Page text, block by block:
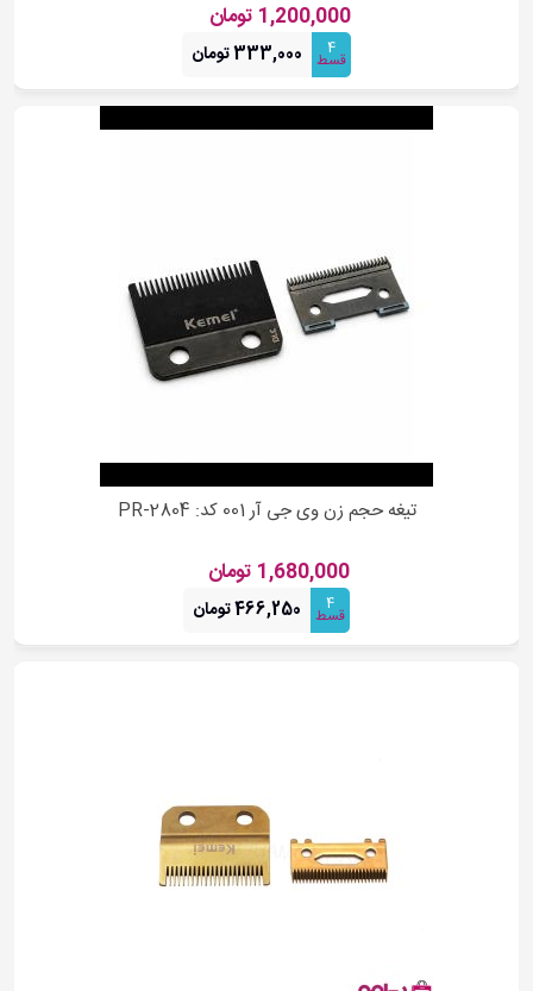
1,200,000 تومان
4
قسط 333,000 تومان
تیغه حجم زن وی جی آر 001 کد: PR-2804
1,680,000 تومان
4
قسط 466,250 تومان